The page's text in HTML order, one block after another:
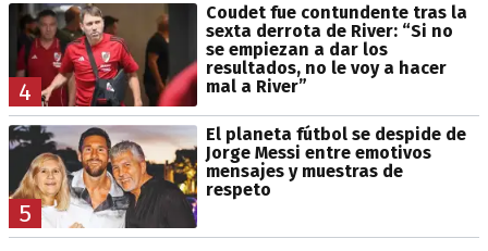
4
Coudet fue contundente tras la
sexta derrota de River: “Si no
se empiezan a dar los
resultados, no le voy a hacer
mal a River”
5
El planeta fútbol se despide de
Jorge Messi entre emotivos
mensajes y muestras de
respeto